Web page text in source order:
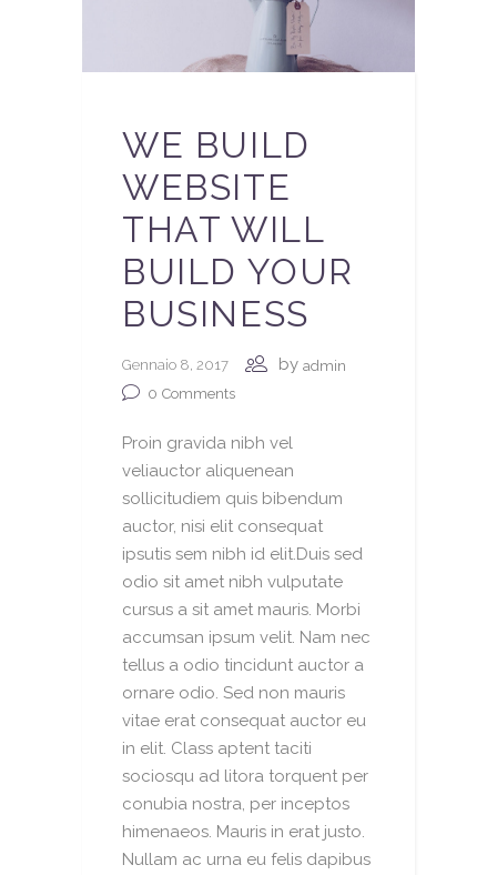
WE BUILD
WEBSITE
THAT WILL
BUILD YOUR
BUSINESS
Gennaio 8, 2017 by admin
0 Comments
Proin gravida nibh vel
veliauctor aliquenean
sollicitudiem quis bibendum
auctor, nisi elit consequat
ipsutis sem nibh id elit.Duis sed
odio sit amet nibh vulputate
cursus a sit amet mauris. Morbi
accumsan ipsum velit. Nam nec
tellus a odio tincidunt auctor a
ornare odio. Sed non mauris
vitae erat consequat auctor eu
in elit. Class aptent taciti
sociosqu ad litora torquent per
conubia nostra, per inceptos
himenaeos. Mauris in erat justo.
Nullam ac urna eu felis dapibus